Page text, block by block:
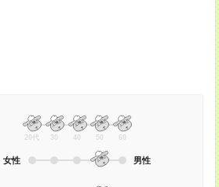
20代 30 40 50 60
女性 男性